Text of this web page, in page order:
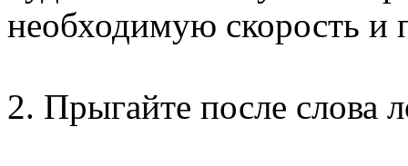
необходимую скорость
2. Прыгайте после слова